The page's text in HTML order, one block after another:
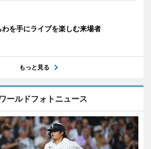
わを手にライブを楽しむ来場者
もっと見る
ワールドフォトニュース